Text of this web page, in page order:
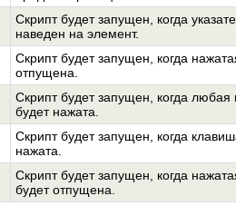
Скрипт будет запущен, когда
наведен на элемент.
Скрипт будет запущен, когда
отпущена.
Скрипт будет запущен, когда любая
будет нажата.
Скрипт будет запущен, когда
нажата.
Скрипт будет запущен, когда
будет отпущена.